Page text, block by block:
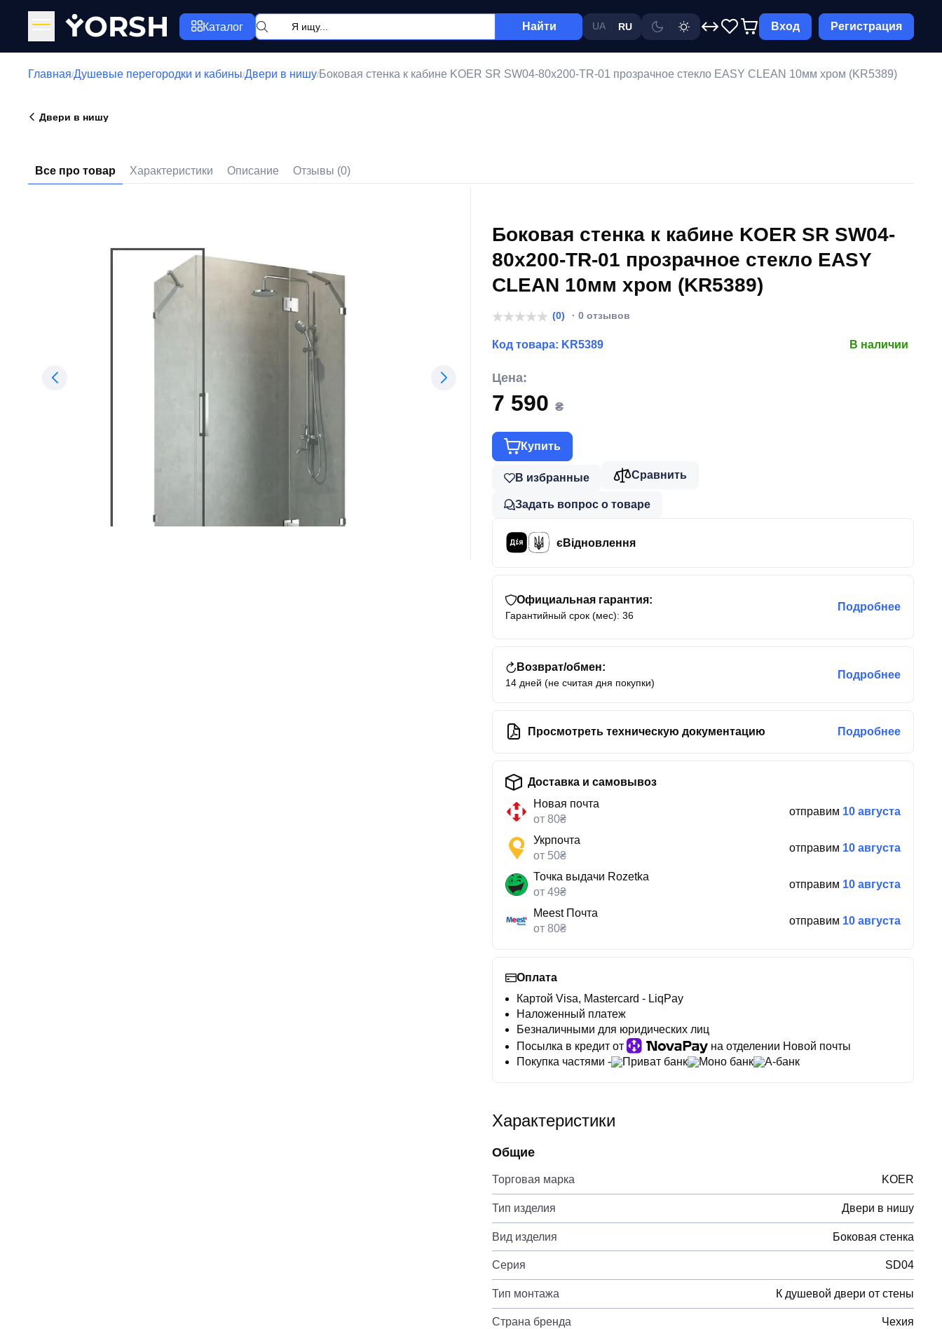
YORSH Каталог Найти UA RU Вход Регистрация
Главная/Душевые перегородки и кабины/Двери в нишу/Боковая стенка к кабине KOER SR SW04-80x200-TR-01 прозрачное стекло EASY CLEAN 10мм хром (KR5389)
Двери в нишу
Все про товар Характеристики Описание Отзывы (0)
Боковая стенка к кабине KOER SR SW04-
80x200-TR-01 прозрачное стекло EASY
CLEAN 10мм хром (KR5389)
(0) · 0 отзывов
Код товара: KR5389 В наличии
Цена:
7 590 ₴
Купить
В избранные Сравнить
Задать вопрос о товаре
єВідновлення
Официальная гарантия:
Гарантийный срок (мес): 36
Подробнее
Возврат/обмен:
14 дней (не считая дня покупки)
Подробнее
Просмотреть техническую документацию Подробнее
Доставка и самовывоз
Новая почта
от 80₴
отправим 10 августа
Укрпочта
от 50₴
отправим 10 августа
Точка выдачи Rozetka
от 49₴
отправим 10 августа
Meest Почта
от 80₴
отправим 10 августа
Оплата
Картой Visa, Mastercard - LiqPay
Наложенный платеж
Безналичными для юридических лиц
Посылка в кредит от
на отделении Новой почты
Покупка частями -
Приват банк Моно банк А-банк
Характеристики
Общие
Торговая марка KOER
Тип изделия Двери в нишу
Вид изделия Боковая стенка
Серия SD04
Тип монтажа К душевой двери от стены
Страна бренда Чехия